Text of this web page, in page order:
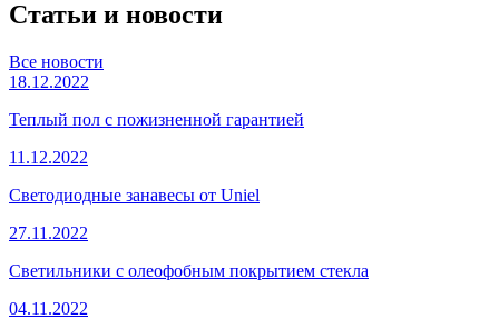
Статьи и новости
Все новости
18.12.2022
Теплый пол с пожизненной гарантией
11.12.2022
Светодиодные занавесы от Uniel
27.11.2022
Светильники с олеофобным покрытием стекла
04.11.2022